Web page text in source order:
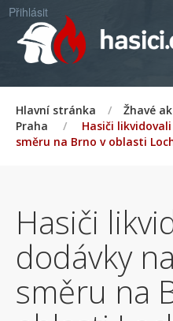
Přihlásit
Hlavní stránka / Žhavé
Praha
/
Hasiči
směru na Brno v oblasti
Hasiči
dodávky
směru na